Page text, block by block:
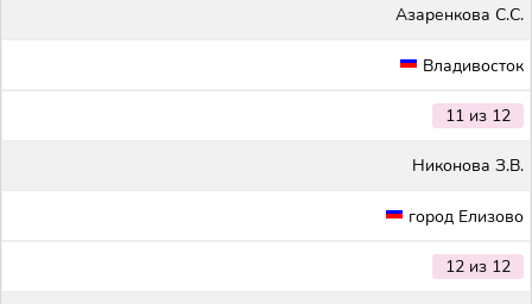
Азаренкова С.С.
Владивосток
11 из 12
Никонова З.В.
город Елизово
12 из 12